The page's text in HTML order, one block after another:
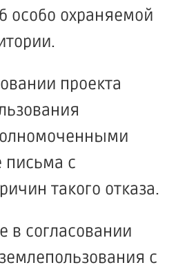
особо охраняемой
проекта
письма с
такого отказа.
в согласовании
с